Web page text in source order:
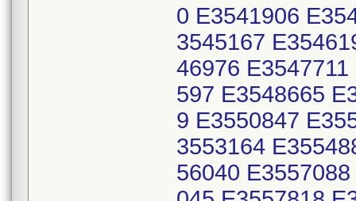
0 E3541906
3545167
46976
597 E3548665
9 E3550847
3553164
56040